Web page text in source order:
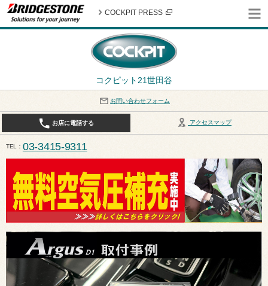
コクピット21世田谷
COCKPIT PRESS
お問い合わせフォーム
アクセスマップ
お店に電話する
TEL 03-3415-9311
平日10:30〜19:00 作業受付終了は17:30になります。 / 定休日：8月定休日は火曜日、水曜日とな
ます。ご注意ください。